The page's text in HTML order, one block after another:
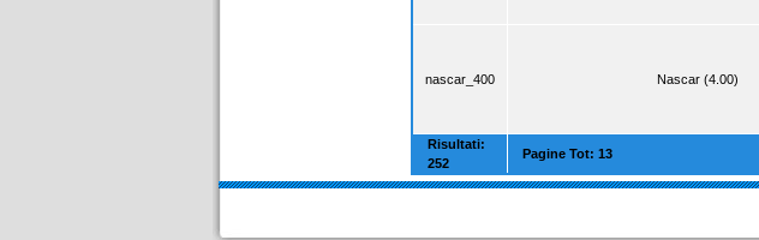
nascar_400 Nascar (4.00)
Risultati:
252
Pagine Tot: 13